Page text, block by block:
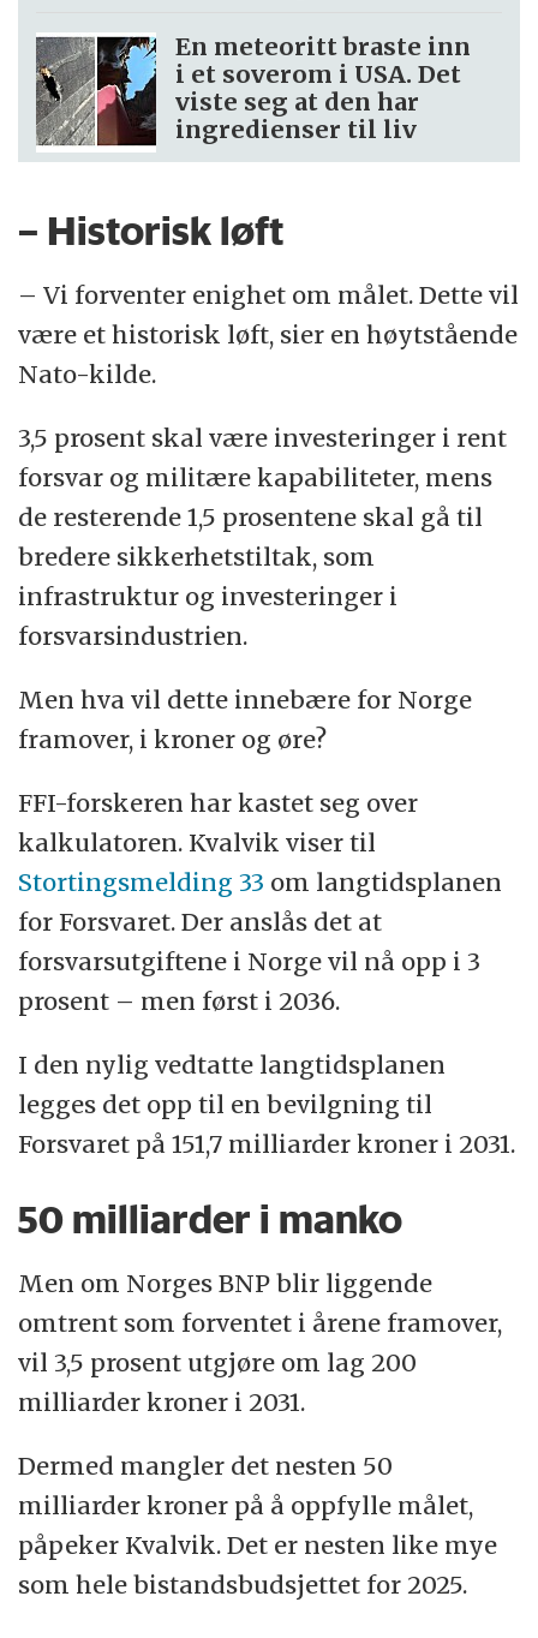
En meteoritt braste inn
i et soverom i USA. Det
viste seg at den har
ingredienser til liv
– Historisk løft
– Vi forventer enighet om målet. Dette vil
være et historisk løft, sier en høytstående
Nato-kilde.
3,5 prosent skal være investeringer i rent
forsvar og militære kapabiliteter, mens
de resterende 1,5 prosentene skal gå til
bredere sikkerhetstiltak, som
infrastruktur og investeringer i
forsvarsindustrien.
Men hva vil dette innebære for Norge
framover, i kroner og øre?
FFI-forskeren har kastet seg over
kalkulatoren. Kvalvik viser til
Stortingsmelding 33 om langtidsplanen
for Forsvaret. Der anslås det at
forsvarsutgiftene i Norge vil nå opp i 3
prosent – men først i 2036.
I den nylig vedtatte langtidsplanen
legges det opp til en bevilgning til
Forsvaret på 151,7 milliarder kroner i 2031.
50 milliarder i manko
Men om Norges BNP blir liggende
omtrent som forventet i årene framover,
vil 3,5 prosent utgjøre om lag 200
milliarder kroner i 2031.
Dermed mangler det nesten 50
milliarder kroner på å oppfylle målet,
påpeker Kvalvik. Det er nesten like mye
som hele bistandsbudsjettet for 2025.